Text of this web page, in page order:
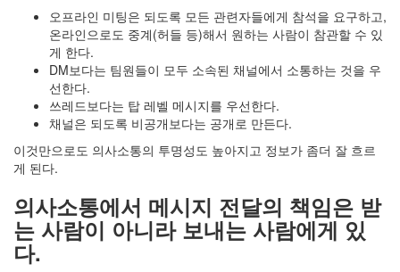
오프라인 미팅은 되도록 모든 관련자들에게 참석을 요구하고,
온라인으로도 중계(허들 등)해서 원하는 사람이 참관할 수 있
게 한다.
DM보다는 팀원들이 모두 소속된 채널에서 소통하는 것을 우
선한다.
쓰레드보다는 탑 레벨 메시지를 우선한다.
채널은 되도록 비공개보다는 공개로 만든다.
이것만으로도 의사소통의 투명성도 높아지고 정보가 좀더 잘 흐르
게 된다.
의사소통에서 메시지 전달의 책임은 받
는 사람이 아니라 보내는 사람에게 있
다.